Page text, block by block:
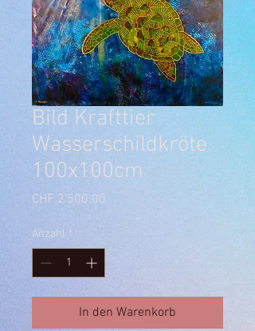
Bild Krafttier
Wasserschildkröte
100x100cm
CHF 2'500.00
Anzahl *
In den Warenkorb